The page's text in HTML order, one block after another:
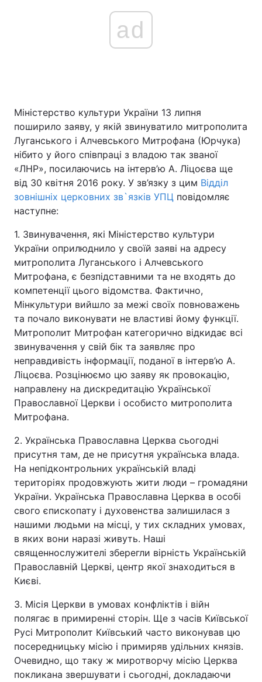
ad
Міністерство культури України 13 липня
поширило заяву, у якій звинуватило митрополита
Луганського і Алчевського Митрофана (Юрчука)
нібито у його співпраці з владою так званої
«ЛНР», посилаючись на інтерв’ю А. Ліцоєва ще
від 30 квітня 2016 року. У зв’язку з цим Відділ
зовнішніх церковних зв`язків УПЦ повідомляє
наступне:
1. Звинувачення, які Міністерство культури
України оприлюднило у своїй заяві на адресу
митрополита Луганського і Алчевського
Митрофана, є безпідставними та не входять до
компетенції цього відомства. Фактично,
Мінкультури вийшло за межі своїх повноважень
та почало виконувати не властиві йому функції.
Митрополит Митрофан категорично відкидає всі
звинувачення у свій бік та заявляє про
неправдивість інформації, поданої в інтерв’ю А.
Ліцоєва. Розцінюємо цю заяву як провокацію,
направлену на дискредитацію Української
Православної Церкви і особисто митрополита
Митрофана.
2. Українська Православна Церква сьогодні
присутня там, де не присутня українська влада.
На непідконтрольних українській владі
територіях продовжують жити люди – громадяни
України. Українська Православна Церква в особі
свого єпископату і духовенства залишилася з
нашими людьми на місці, у тих складних умовах,
в яких вони наразі живуть. Наші
священнослужителі зберегли вірність Українській
Православній Церкві, центр якої знаходиться в
Києві.
3. Місія Церкви в умовах конфліктів і війн
полягає в примиренні сторін. Ще з часів Київської
Русі Митрополит Київський часто виконував цю
посередницьку місію і примиряв удільних князів.
Очевидно, що таку ж миротворчу місію Церква
покликана звершувати і сьогодні, докладаючи